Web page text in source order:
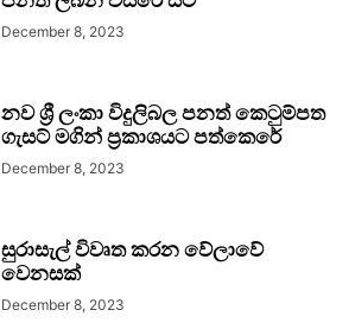
December 8, 2023
නව ශ්‍රී ලංකා විදුලිබල පනත් කෙටුම්පත
ගැසට් මගින් ප්‍රකාශයට පත්කෙරේ
December 8, 2023
සුරාසැල් විවෘත කරන වේලාවේ
වෙනසක්
December 8, 2023